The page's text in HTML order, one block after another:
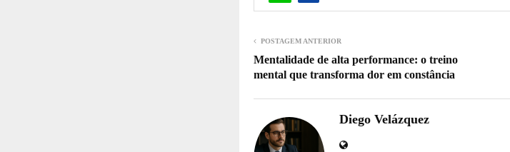
POSTAGEM ANTERIOR
Mentalidade de alta performance: o treino
mental que transforma dor em constância
Diego Velázquez